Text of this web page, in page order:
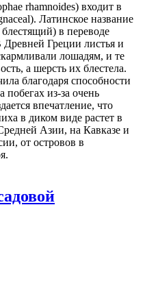
rhamnoides) входит в
Латинское название
в переводе
Древней Греции листья и
лошадям, и те
а шерсть их блестела.
благодаря способности
побегах из-за очень
впечатление, что
в диком виде растет в
Азии, на Кавказе и
от островов в